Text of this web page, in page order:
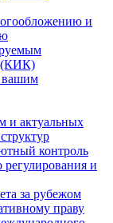
и
(КИК)
вашим
и актуальных
контроль
регулирования и
за рубежом
праву